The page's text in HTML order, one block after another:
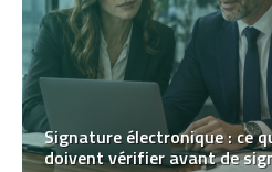
Signature électronique : ce
doivent vérifier avant de